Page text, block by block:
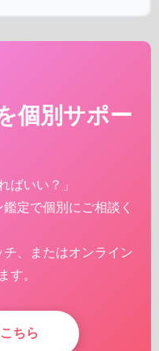
個別サポー
ばいい？」
定で個別にご相談く
、またはオンライン
す。
ちら